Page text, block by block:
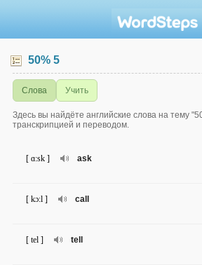
50% 5
Слова Учить
Здесь вы найдёте английские слова на тему
транскрипцией и переводом.
ask
[ ɑ:sk ]
call
[ kɔ:l ]
tell
[ tel ]